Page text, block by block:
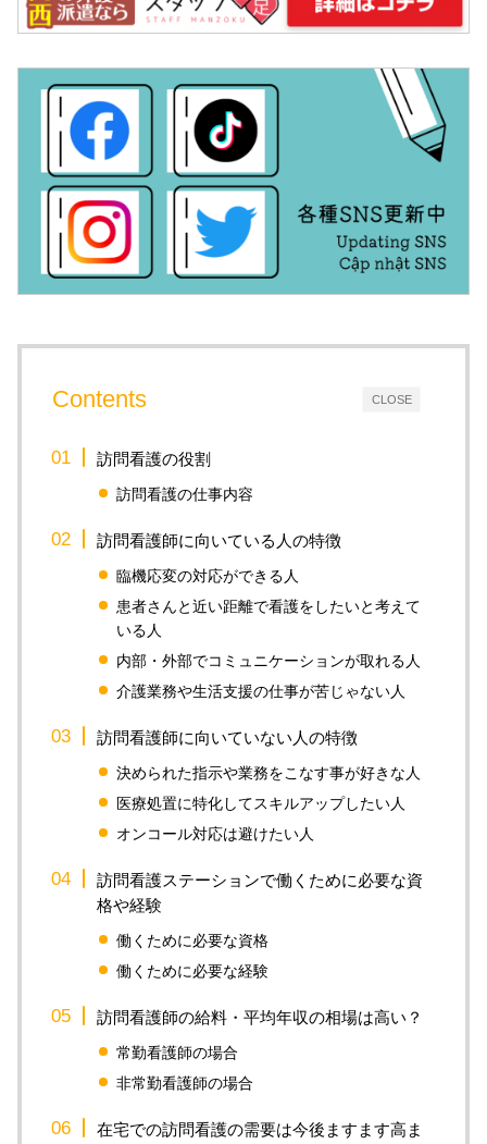
CLOSE
Contents
訪問看護の役割
訪問看護の仕事内容
訪問看護師に向いている人の特徴
臨機応変の対応ができる人
患者さんと近い距離で看護をしたいと考えて
いる人
内部・外部でコミュニケーションが取れる人
介護業務や生活支援の仕事が苦じゃない人
訪問看護師に向いていない人の特徴
決められた指示や業務をこなす事が好きな人
医療処置に特化してスキルアップしたい人
オンコール対応は避けたい人
訪問看護ステーションで働くために必要な資
格や経験
働くために必要な資格
働くために必要な経験
訪問看護師の給料・平均年収の相場は高い？
常勤看護師の場合
非常勤看護師の場合
在宅での訪問看護の需要は今後ますます高ま